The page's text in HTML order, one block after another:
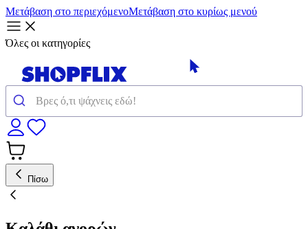
Μετάβαση στο περιεχόμενοΜετάβαση στο κυρίως μενού
Όλες οι κατηγορίες
Πίσω